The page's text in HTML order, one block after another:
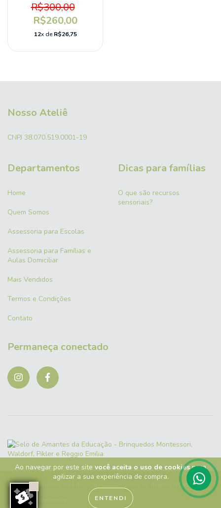
Ao navegar por este site você aceita o uso de cookiespara
agilizar a sua experiência de compra.
ENTENDI
R$300,00
R$260,00
12x deR$26,75
Nosso Ateliê
CNPJ 38.070.519.0001-19
Departamentos
Home
Quem Somos
Assessoria para Escolas
Assessoria para Famílias e
Aulas Domiciliar
Mais Vendidos
Termos e Condições
Contato
Dicas para famílias
O que são recursos
sensoriais?
Permaneça conectado
Copyright Amantes da Educação - 2026. Todos os direitos reservados.